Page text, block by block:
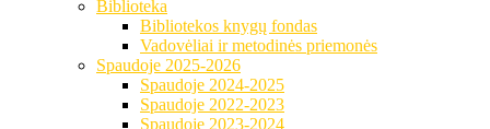
Biblioteka
Bibliotekos knygų fondas
Vadovėliai ir metodinės priemonės
Spaudoje 2025-2026
Spaudoje 2024-2025
Spaudoje 2022-2023
Spaudoje 2023-2024